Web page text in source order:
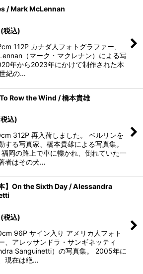
/ Mark McLennan
(税込)
112P カナダ人フォトグラファー、
（マーク・マクレナン）による写
年から2023年にかけて制作された本
紀の…
Row the Wind / 橋本貴雄
込)
312P 再入荷しました。 ベルリンを
する写真家、橋本貴雄による写真集。
岡の路上で車に轢かれ、倒れていた一
者はその犬…
本】On the Sixth Day / Alessandra
(税込)
96P サイン入り アメリカ人フォト
、アレッサンドラ・サンギネッティ
Sanguinetti）の写真集。 2005年に
現在は絶…